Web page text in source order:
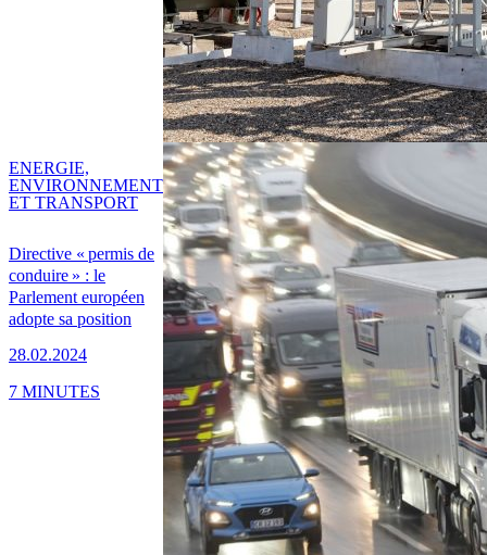
Directive « permis de
conduire » : le
Parlement européen
adopte sa position
28.02.2024
ENERGIE,
ENVIRONNEMENT
ET TRANSPORT
7 MINUTES